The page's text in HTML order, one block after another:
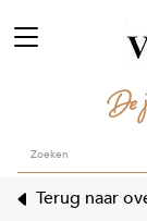
Terug naar